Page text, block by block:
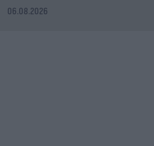
06.08.2026